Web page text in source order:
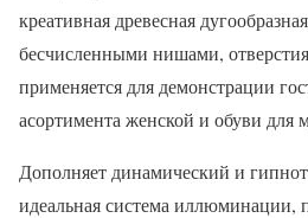
креативная древесная
бесчисленными нишами,
применяется для демонстрации
асортимента женской и обуви для
Дополняет динамический и
идеальная система иллюминации,